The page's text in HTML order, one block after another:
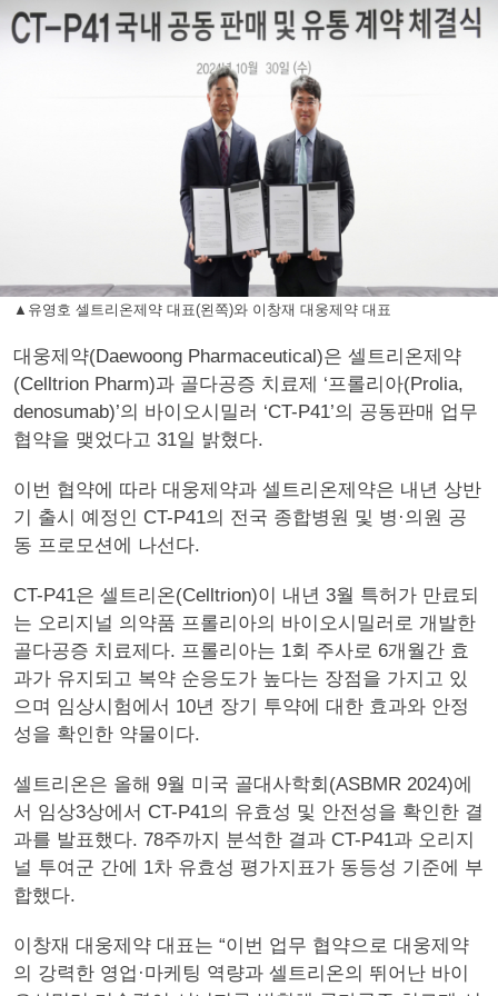
▲유영호 셀트리온제약 대표(왼쪽)와 이창재 대웅제약 대표
대웅제약(Daewoong Pharmaceutical)은 셀트리온제약
(Celltrion Pharm)과 골다공증 치료제 ‘프롤리아(Prolia,
denosumab)’의 바이오시밀러 ‘CT-P41’의 공동판매 업무
협약을 맺었다고 31일 밝혔다.
이번 협약에 따라 대웅제약과 셀트리온제약은 내년 상반
기 출시 예정인 CT-P41의 전국 종합병원 및 병·의원 공
동 프로모션에 나선다.
CT-P41은 셀트리온(Celltrion)이 내년 3월 특허가 만료되
는 오리지널 의약품 프롤리아의 바이오시밀러로 개발한
골다공증 치료제다. 프롤리아는 1회 주사로 6개월간 효
과가 유지되고 복약 순응도가 높다는 장점을 가지고 있
으며 임상시험에서 10년 장기 투약에 대한 효과와 안정
성을 확인한 약물이다.
셀트리온은 올해 9월 미국 골대사학회(ASBMR 2024)에
서 임상3상에서 CT-P41의 유효성 및 안전성을 확인한 결
과를 발표했다. 78주까지 분석한 결과 CT-P41과 오리지
널 투여군 간에 1차 유효성 평가지표가 동등성 기준에 부
합했다.
이창재 대웅제약 대표는 “이번 업무 협약으로 대웅제약
의 강력한 영업·마케팅 역량과 셀트리온의 뛰어난 바이